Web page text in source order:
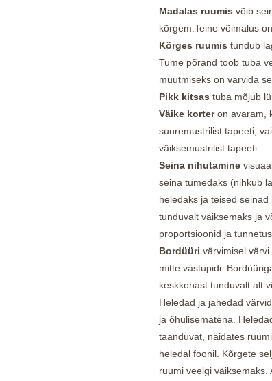
Madalas ruumis võib
kõrgem.Teine võimalus
Kõrges ruumis tundub
Tume põrand toob tuba
muutmiseks on värvida
Pikk kitsas tuba mõjub
Väike korteron avaram,
suuremustrilist tapeeti,
väiksemustrilist tapeeti.
Seina nihutamine
seina tumedaks (nihkub
heledaks ja teised
tunduvalt väiksemaks ja
proportsioonid ja
Bordüüri värvimisel
mitte vastupidi.
keskkohast tunduvalt alt
Heledad ja jahedad
ja õhulisematena.
taanduvat, näidates
heledal foonil. Kõrgete
ruumi veelgi